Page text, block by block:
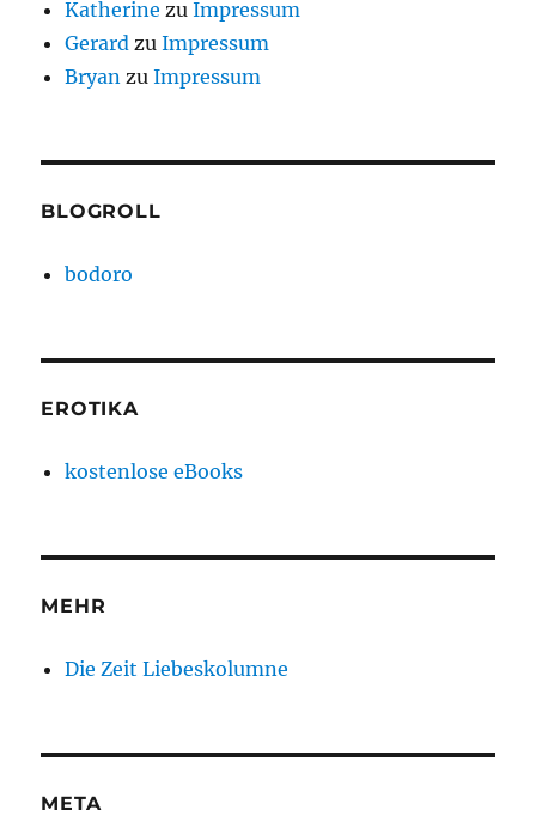
Katherine zuImpressum
Gerard zuImpressum
Bryan zuImpressum
BLOGROLL
bodoro
EROTIKA
kostenlose eBooks
MEHR
Die Zeit Liebeskolumne
META